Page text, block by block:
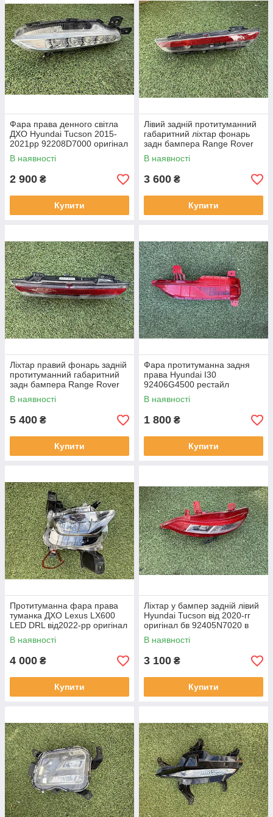
Фара права денного світла
ДХО Hyundai Tucson 2015-
2021рр 92208D7000 оригінал
бв відсутнє одне кріплення,
повністю робоча
В наявності
2 900 ₴
Купити
Лівий задній протитуманний
габаритний ліхтар фонарь
задн бампера Range Rover
L460 від 2021-рр LR152299
оригінал бв повністю р
В наявності
3 600 ₴
Купити
Ліхтар правий фонарь задній
протитуманний габаритний
задн бампера Range Rover
L460 від2021-рр, LR152295
оригінал повністю робо
В наявності
5 400 ₴
Купити
Фара протитуманна задня
права Hyundai I30
92406G4500 рестайл
від2020-рр оригінал бв
відсутнє одне кріплення
В наявності
1 800 ₴
Купити
Протитуманна фара права
туманка ДХО Lexus LX600
LED DRL від2022-рр оригінал
бв відсутнє одно кріплення
В наявності
4 000 ₴
Купити
Ліхтар у бампер задній лівий
Hyundai Tucson від 2020-гг
оригінал бв 92405N7020 в
нормальному стані
В наявності
3 100 ₴
Купити